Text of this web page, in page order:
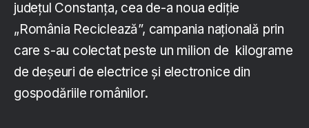
județul Constanța, cea de-a noua ediție
„România Reciclează”, campania națională prin
care s-au colectat peste un milion de kilograme
de deșeuri de electrice și electronice din
gospodăriile românilor.